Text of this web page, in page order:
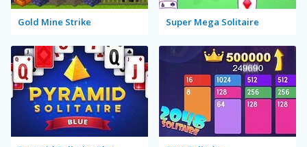
Gold Mine Strike Super Mega Solitaire